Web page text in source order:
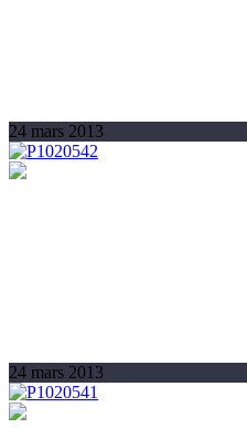
24 mars 2013
24 mars 2013